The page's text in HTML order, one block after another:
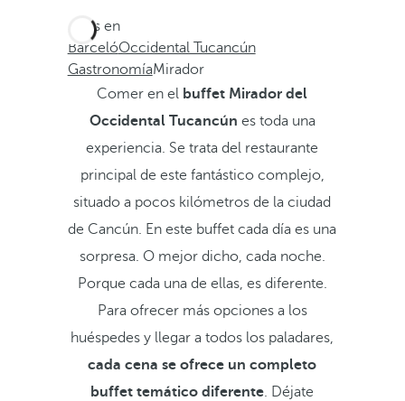
Estás en
BarcelóOccidental Tucancún
GastronomíaMirador
Comer en el buffet Mirador del
Occidental Tucancún es toda una
experiencia. Se trata del restaurante
principal de este fantástico complejo,
situado a pocos kilómetros de la ciudad
de Cancún. En este buffet cada día es una
sorpresa. O mejor dicho, cada noche.
Porque cada una de ellas, es diferente.
Para ofrecer más opciones a los
huéspedes y llegar a todos los paladares,
cada cena se ofrece un completo
buffet temático diferente. Déjate